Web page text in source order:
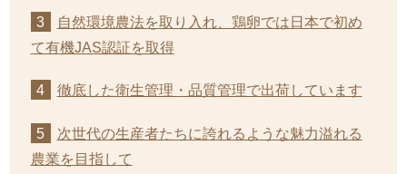
自然環境農法を取り入れ、鶏卵では日本で初め
て有機JAS認証を取得
徹底した衛生管理・品質管理で出荷しています
次世代の生産者たちに誇れるような魅力溢れる
農業を目指して